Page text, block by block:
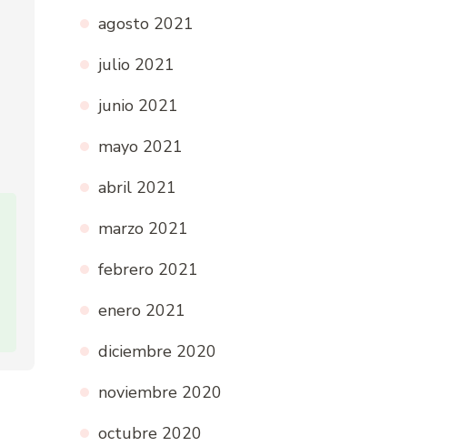
agosto 2021
julio 2021
junio 2021
mayo 2021
abril 2021
marzo 2021
febrero 2021
enero 2021
diciembre 2020
noviembre 2020
octubre 2020